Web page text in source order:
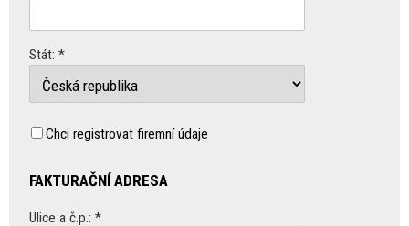
Stát: *
Chci registrovat firemní údaje
FAKTURAČNÍ ADRESA
Ulice a č.p.: *